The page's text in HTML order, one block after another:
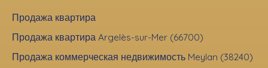
Продажа квартира
Продажа квартира Argelès-sur-Mer (66700)
Продажа коммерческая недвижимость Meylan (38240)